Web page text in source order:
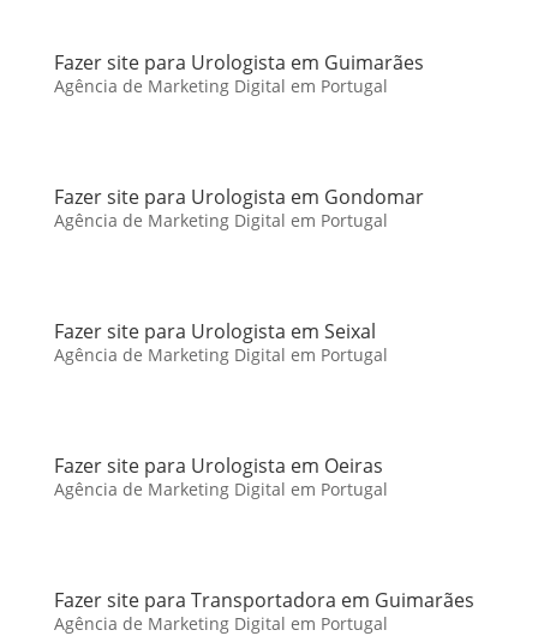
Fazer site para Urologista em Guimarães
Agência de Marketing Digital em Portugal
Fazer site para Urologista em Gondomar
Agência de Marketing Digital em Portugal
Fazer site para Urologista em Seixal
Agência de Marketing Digital em Portugal
Fazer site para Urologista em Oeiras
Agência de Marketing Digital em Portugal
Fazer site para Transportadora em Guimarães
Agência de Marketing Digital em Portugal